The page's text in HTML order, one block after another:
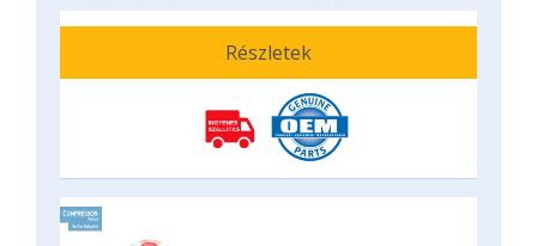
Részletek